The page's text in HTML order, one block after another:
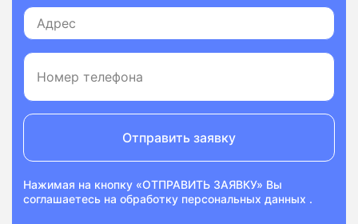
Отправить заявку
Нажимая на кнопку «ОТПРАВИТЬ ЗАЯВКУ» Вы
соглашаетесь на обработку персональных данных .